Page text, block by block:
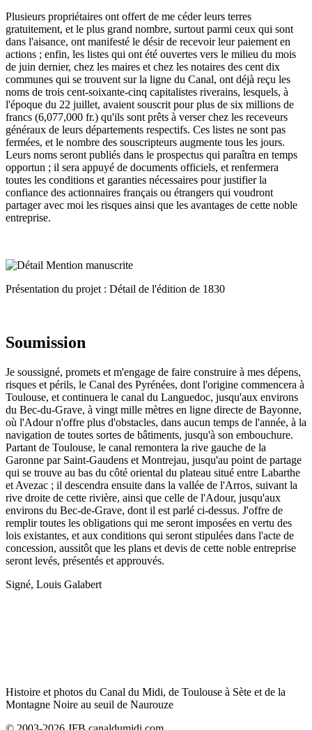
Plusieurs propriétaires ont offert de me céder leurs terres
gratuitement, et le plus grand nombre, surtout parmi ceux qui sont
dans l'aisance, ont manifesté le désir de recevoir leur paiement en
actions ; enfin, les listes qui ont été ouvertes vers le milieu du mois
de juin dernier, chez les maires et chez les notaires des cent dix
communes qui se trouvent sur la ligne du Canal, ont déjà reçu les
noms de trois cent-soixante-cinq capitalistes riverains, lesquels, à
l'époque du 22 juillet, avaient souscrit pour plus de six millions de
francs (6,077,000 fr.) qu'ils sont prêts à verser chez les receveurs
généraux de leurs départements respectifs. Ces listes ne sont pas
fermées, et le nombre des souscripteurs augmente tous les jours.
Leurs noms seront publiés dans le prospectus qui paraîtra en temps
opportun ; il sera appuyé de documents officiels, et renfermera
toutes les conditions et garanties nécessaires pour justifier la
confiance des actionnaires français ou étrangers qui voudront
partager avec moi les risques ainsi que les avantages de cette noble
entreprise.
Présentation du projet : Détail de l'édition de 1830
Soumission
Je soussigné, promets et m'engage de faire construire à mes dépens,
risques et périls, le Canal des Pyrénées, dont l'origine commencera à
Toulouse, et continuera le canal du Languedoc, jusqu'aux environs
du Bec-du-Grave, à vingt mille mètres en ligne directe de Bayonne,
où l'Adour n'offre plus d'obstacles, dans aucun temps de l'année, à la
navigation de toutes sortes de bâtiments, jusqu'à son embouchure.
Partant de Toulouse, le canal remontera la rive gauche de la
Garonne par Saint-Gaudens et Montrejau, jusqu'au point de partage
qui se trouve au bas du côté oriental du plateau situé entre Labarthe
et Avezac ; il descendra ensuite dans la vallée de l'Arros, suivant la
rive droite de cette rivière, ainsi que celle de l'Adour, jusqu'aux
environs du Bec-de-Grave, dont il est parlé ci-dessus. J'offre de
remplir toutes les obligations qui me seront imposées en vertu des
lois existantes, et aux conditions qui seront stipulées dans l'acte de
concession, aussitôt que les plans et devis de cette noble entreprise
seront levés, présentés et approuvés.
Signé, Louis Galabert
Histoire et photos du Canal du Midi, de Toulouse à Sète et de la
Montagne Noire au seuil de Naurouze